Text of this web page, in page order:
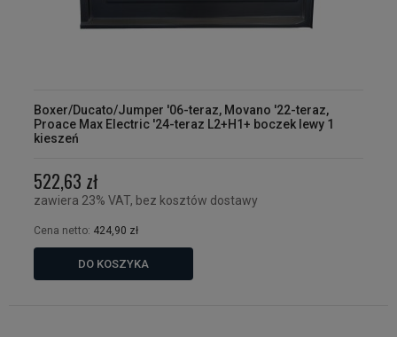
Boxer/Ducato/Jumper '06-teraz, Movano '22-teraz,
Proace Max Electric '24-teraz L2+H1+ boczek lewy 1
kieszeń
522,63 zł
zawiera 23% VAT, bez kosztów dostawy
Cena netto: 424,90 zł
DO KOSZYKA